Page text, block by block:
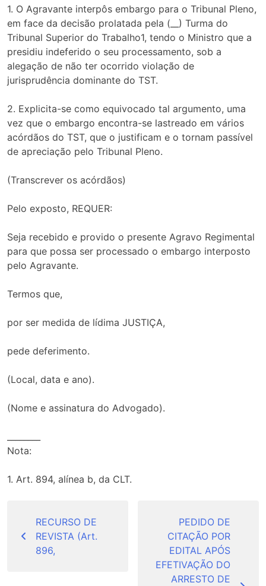
1. O Agravante interpôs embargo para o Tribunal Pleno,
em face da decisão prolatada pela (__) Turma do
Tribunal Superior do Trabalho1, tendo o Ministro que a
presidiu indeferido o seu processamento, sob a
alegação de não ter ocorrido violação de
jurisprudência dominante do TST.
2. Explicita-se como equivocado tal argumento, uma
vez que o embargo encontra-se lastreado em vários
acórdãos do TST, que o justificam e o tornam passível
de apreciação pelo Tribunal Pleno.
(Transcrever os acórdãos)
Pelo exposto, REQUER:
Seja recebido e provido o presente Agravo Regimental
para que possa ser processado o embargo interposto
pelo Agravante.
Termos que,
por ser medida de lídima JUSTIÇA,
pede deferimento.
(Local, data e ano).
(Nome e assinatura do Advogado).
Nota:
1. Art. 894, alínea b, da CLT.
Post
RECURSO DE
REVISTA (Art.
896,
PEDIDO DE
CITAÇÃO POR
EDITAL APÓS
EFETIVAÇÃO DO
ARRESTO DE